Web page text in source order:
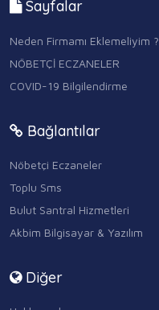
Sayfalar
Neden Firmamı Eklemeliyim ?
NÖBETÇİ ECZANELER
COVID-19 Bilgilendirme
Bağlantılar
Nöbetçi Eczaneler
Toplu Sms
Bulut Santral Hizmetleri
Akbim Bilgisayar & Yazılım
Diğer